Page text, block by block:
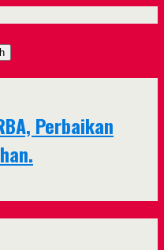
Perbaikan